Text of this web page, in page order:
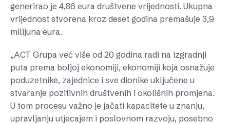
generirao je 4,86 eura društvene vrijednosti. Ukupna
vrijednost stvorena kroz deset godina premašuje 3,9
milijuna eura.
„ACT Grupa već više od 20 godina radi na izgradnji
puta prema boljoj ekonomiji, ekonomiji koja osnažuje
poduzetnike, zajednice i sve dionike uključene u
stvaranje pozitivnih društvenih i okolišnih promjena.
U tom procesu važno je jačati kapacitete u znanju,
upravljanju utjecajem i poslovnom razvoju, posebno